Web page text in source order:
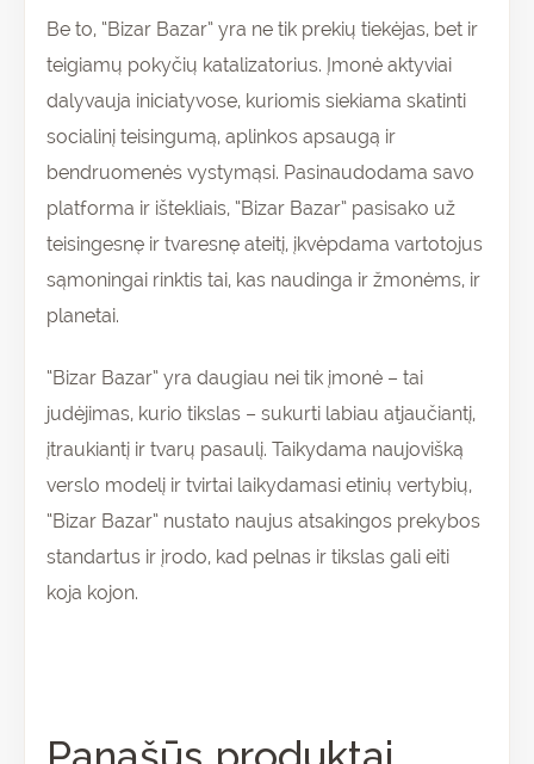
Be to, “Bizar Bazar” yra ne tik prekių tiekėjas, bet ir
teigiamų pokyčių katalizatorius. Įmonė aktyviai
dalyvauja iniciatyvose, kuriomis siekiama skatinti
socialinį teisingumą, aplinkos apsaugą ir
bendruomenės vystymąsi. Pasinaudodama savo
platforma ir ištekliais, “Bizar Bazar” pasisako už
teisingesnę ir tvaresnę ateitį, įkvėpdama vartotojus
sąmoningai rinktis tai, kas naudinga ir žmonėms, ir
planetai.
“Bizar Bazar” yra daugiau nei tik įmonė – tai
judėjimas, kurio tikslas – sukurti labiau atjaučiantį,
įtraukiantį ir tvarų pasaulį. Taikydama naujovišką
verslo modelį ir tvirtai laikydamasi etinių vertybių,
“Bizar Bazar” nustato naujus atsakingos prekybos
standartus ir įrodo, kad pelnas ir tikslas gali eiti
koja kojon.
Prenumeruokite
ir gaukite15% nuolaidąpirmam
pirkinių krepšeliui!
PRENUMERUOTI